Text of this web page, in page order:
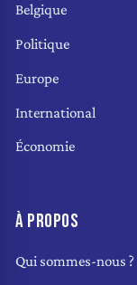
Belgique
Politique
Europe
International
Économie
À PROPOS
Qui sommes-nous ?